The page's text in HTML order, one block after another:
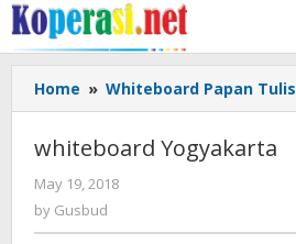
Skip
to
content
Home » Whiteboard Papan Tulis
whiteboard Yogyakarta
May 19, 2018
by Gusbud